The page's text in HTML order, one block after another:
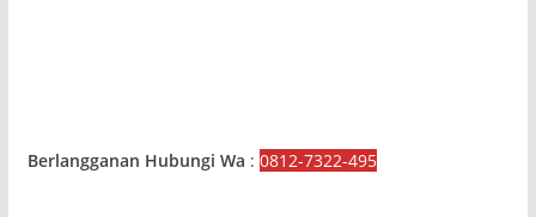
Berlangganan Hubungi Wa : 0812-7322-495